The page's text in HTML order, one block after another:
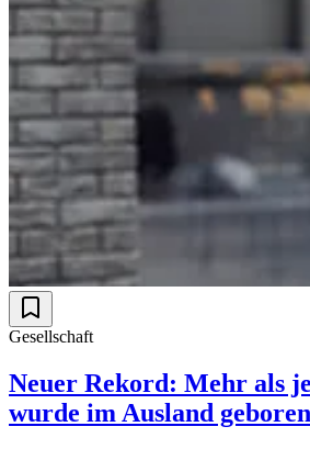
Gesellschaft
Neuer Rekord: Mehr als
wurde im Ausland geboren